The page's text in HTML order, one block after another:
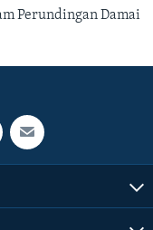
Perundingan Damai